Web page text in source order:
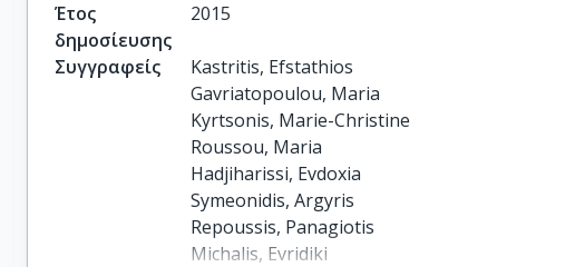
Έτος
δημοσίευσης
2015
Συγγραφείς
Kastritis, Efstathios
Gavriatopoulou, Maria
Kyrtsonis, Marie-Christine
Roussou, Maria
Hadjiharissi, Evdoxia
Symeonidis, Argyris
Repoussis, Panagiotis
Michalis, Evridiki